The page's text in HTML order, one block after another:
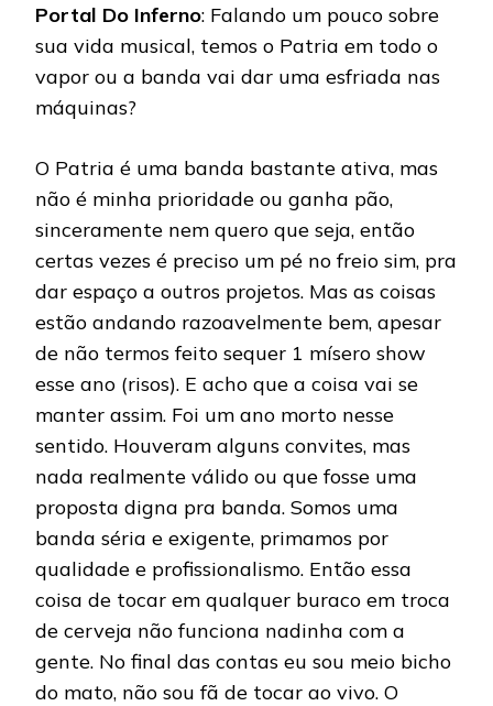
Portal Do Inferno: Falando um pouco sobre
sua vida musical, temos o Patria em todo o
vapor ou a banda vai dar uma esfriada nas
máquinas?
O Patria é uma banda bastante ativa, mas
não é minha prioridade ou ganha pão,
sinceramente nem quero que seja, então
certas vezes é preciso um pé no freio sim, pra
dar espaço a outros projetos. Mas as coisas
estão andando razoavelmente bem, apesar
de não termos feito sequer 1 mísero show
esse ano (risos). E acho que a coisa vai se
manter assim. Foi um ano morto nesse
sentido. Houveram alguns convites, mas
nada realmente válido ou que fosse uma
proposta digna pra banda. Somos uma
banda séria e exigente, primamos por
qualidade e profissionalismo. Então essa
coisa de tocar em qualquer buraco em troca
de cerveja não funciona nadinha com a
gente. No final das contas eu sou meio bicho
do mato, não sou fã de tocar ao vivo. O